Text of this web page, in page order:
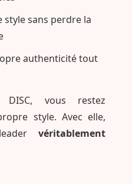
style sans perdre la
authenticité tout
DISC, vous restez
style. Avec elle,
véritablement